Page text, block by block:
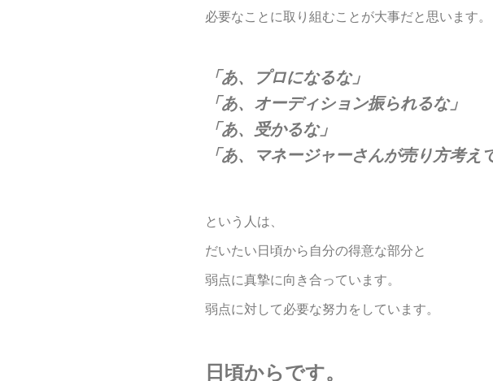
必要なことに取り組むことが大事だと思います。
「あ、プロになるな」
「あ、オーディション振られるな」
「あ、受かるな」
「あ、マネージャーさんが売り方考え
という人は、
だいたい日頃から自分の得意な部分と
弱点に真摯に向き合っています。
弱点に対して必要な努力をしています。
日頃からです。